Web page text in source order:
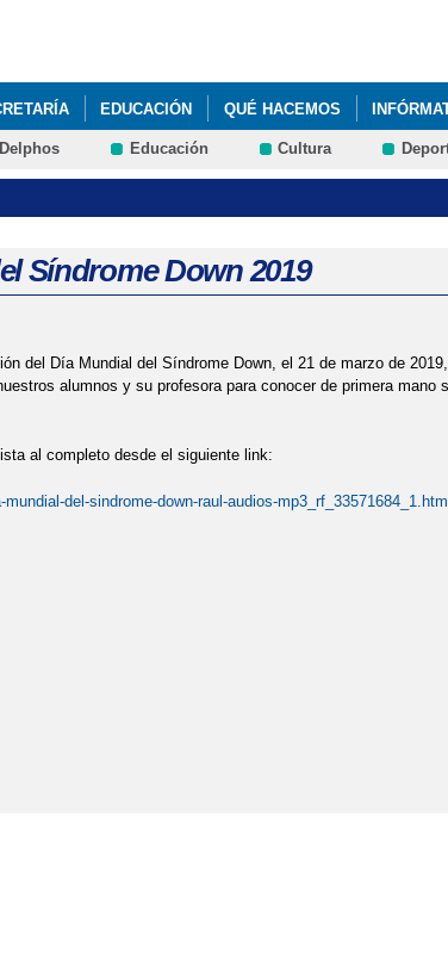
EDUCACIÓN QUÉ HACEMOS
Delphos Educación Cultura
Síndrome Down 2019
del Día Mundial del Síndrome Down, el 21 de marzo de
alumnos y su profesora para conocer de primera mano
al completo desde el siguiente link:
del-sindrome-down-raul-audios-